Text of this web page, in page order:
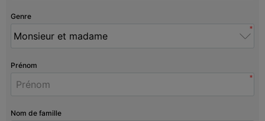
Genre
*
Prénom
*
Nom de famille